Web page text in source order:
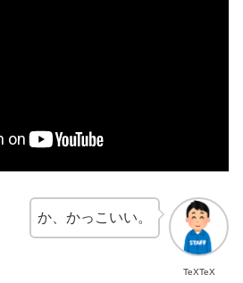
TeXTeX
か、かっこいい。